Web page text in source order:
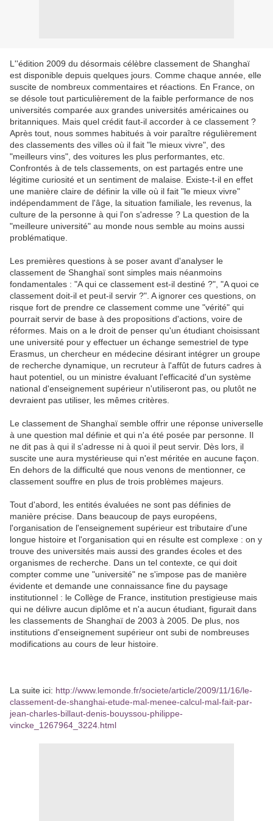
L''édition 2009 du désormais célèbre classement de Shanghaï
est disponible depuis quelques jours. Comme chaque année, elle
suscite de nombreux commentaires et réactions. En France, on
se désole tout particulièrement de la faible performance de nos
universités comparée aux grandes universités américaines ou
britanniques. Mais quel crédit faut-il accorder à ce classement ?
Après tout, nous sommes habitués à voir paraître régulièrement
des classements des villes où il fait "le mieux vivre", des
"meilleurs vins", des voitures les plus performantes, etc.
Confrontés à de tels classements, on est partagés entre une
légitime curiosité et un sentiment de malaise. Existe-t-il en effet
une manière claire de définir la ville où il fait "le mieux vivre"
indépendamment de l'âge, la situation familiale, les revenus, la
culture de la personne à qui l'on s'adresse ? La question de la
"meilleure université" au monde nous semble au moins aussi
problématique.
Les premières questions à se poser avant d'analyser le
classement de Shanghaï sont simples mais néanmoins
fondamentales : "A qui ce classement est-il destiné ?", "A quoi ce
classement doit-il et peut-il servir ?". A ignorer ces questions, on
risque fort de prendre ce classement comme une "vérité" qui
pourrait servir de base à des propositions d'actions, voire de
réformes. Mais on a le droit de penser qu'un étudiant choisissant
une université pour y effectuer un échange semestriel de type
Erasmus, un chercheur en médecine désirant intégrer un groupe
de recherche dynamique, un recruteur à l'affût de futurs cadres à
haut potentiel, ou un ministre évaluant l'efficacité d'un système
national d'enseignement supérieur n'utiliseront pas, ou plutôt ne
devraient pas utiliser, les mêmes critères.
Le classement de Shanghaï semble offrir une réponse universelle
à une question mal définie et qui n'a été posée par personne. Il
ne dit pas à qui il s'adresse ni à quoi il peut servir. Dès lors, il
suscite une aura mystérieuse qui n'est méritée en aucune façon.
En dehors de la difficulté que nous venons de mentionner, ce
classement souffre en plus de trois problèmes majeurs.
Tout d'abord, les entités évaluées ne sont pas définies de
manière précise. Dans beaucoup de pays européens,
l'organisation de l'enseignement supérieur est tributaire d'une
longue histoire et l'organisation qui en résulte est complexe : on y
trouve des universités mais aussi des grandes écoles et des
organismes de recherche. Dans un tel contexte, ce qui doit
compter comme une "université" ne s'impose pas de manière
évidente et demande une connaissance fine du paysage
institutionnel : le Collège de France, institution prestigieuse mais
qui ne délivre aucun diplôme et n'a aucun étudiant, figurait dans
les classements de Shanghaï de 2003 à 2005. De plus, nos
institutions d'enseignement supérieur ont subi de nombreuses
modifications au cours de leur histoire.
La suite ici: http://www.lemonde.fr/societe/article/2009/11/16/le-
classement-de-shanghai-etude-mal-menee-calcul-mal-fait-par-
jean-charles-billaut-denis-bouyssou-philippe-
vincke_1267964_3224.html